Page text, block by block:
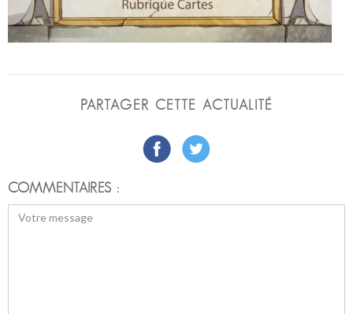
PARTAGER CETTE ACTUALITÉ
COMMENTAIRES :